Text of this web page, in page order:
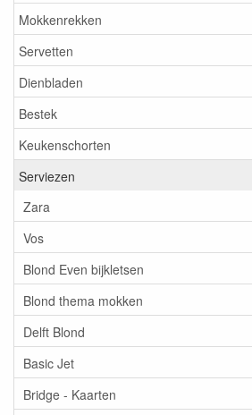
Mokkenrekken
Servetten
Dienbladen
Bestek
Keukenschorten
Serviezen
Zara
Vos
Blond Even bijkletsen
Blond thema mokken
Delft Blond
Basic Jet
Bridge - Kaarten